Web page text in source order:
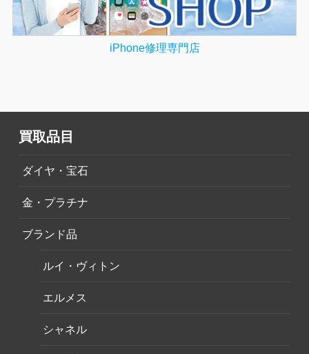
iPhone修理専門店
買取品目
ダイヤ・宝石
金・プラチナ
ブランド品
ルイ・ヴィトン
エルメス
シャネル